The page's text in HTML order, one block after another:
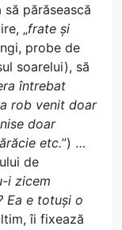
să părăsească
„frate și
probe de
soarelui), să
întrebat
rob venit doar
doar
etc.”) …
de
i zicem
Ea e totuși o
îi fixează